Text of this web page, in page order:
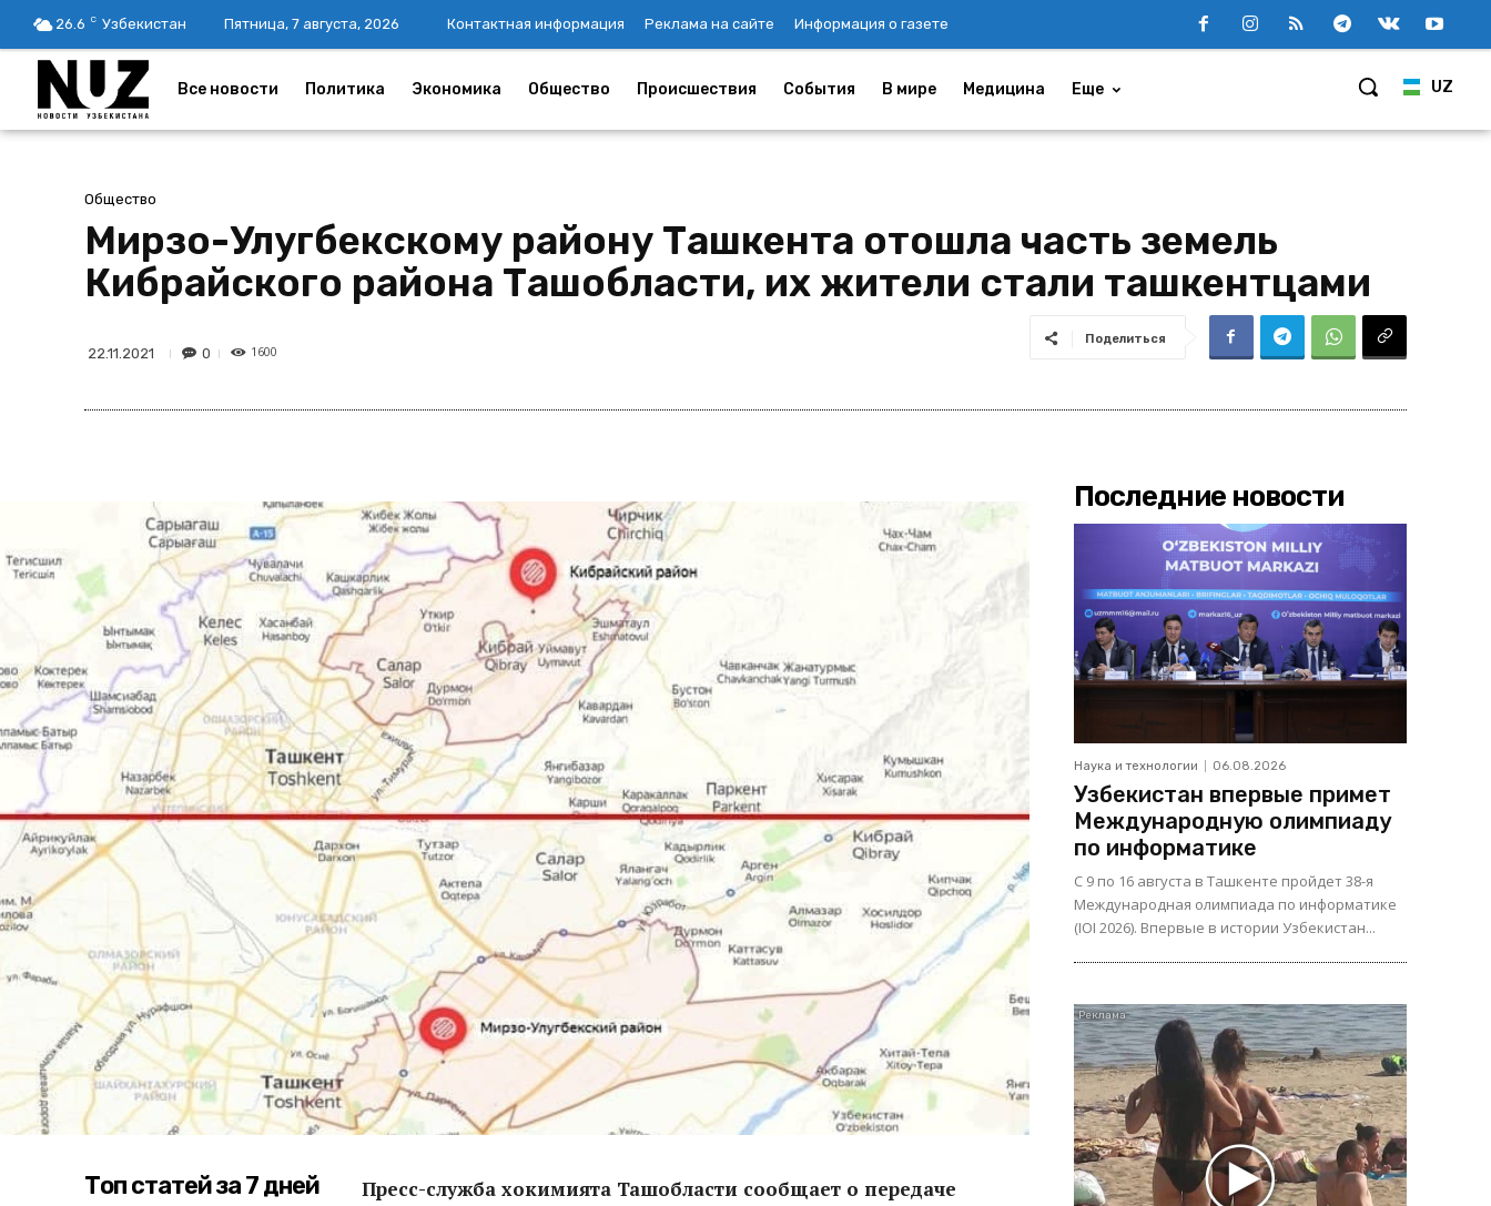
26.6 C Узбекистан Пятница, 7 августа, 2026 Контактная информация Реклама на сайте Информация о газете
UZ
Все новости Политика Экономика Общество Происшествия События В мире Медицина Еще
Общество
Мирзо-Улугбекскому району Ташкента отошла часть земель
Кибрайского района Ташобласти, их жители стали ташкентцами
22.11.2021 0 1600
Поделиться
Топ статей за 7 дней
Пресс-служба хокимията Ташобласти сообщает о передаче
Последние новости
Наука и технологии 06.08.2026
Узбекистан впервые примет
Международную олимпиаду
по информатике
С 9 по 16 августа в Ташкенте пройдет 38-я
Международная олимпиада по информатике
(IOI 2026). Впервые в истории Узбекистан...